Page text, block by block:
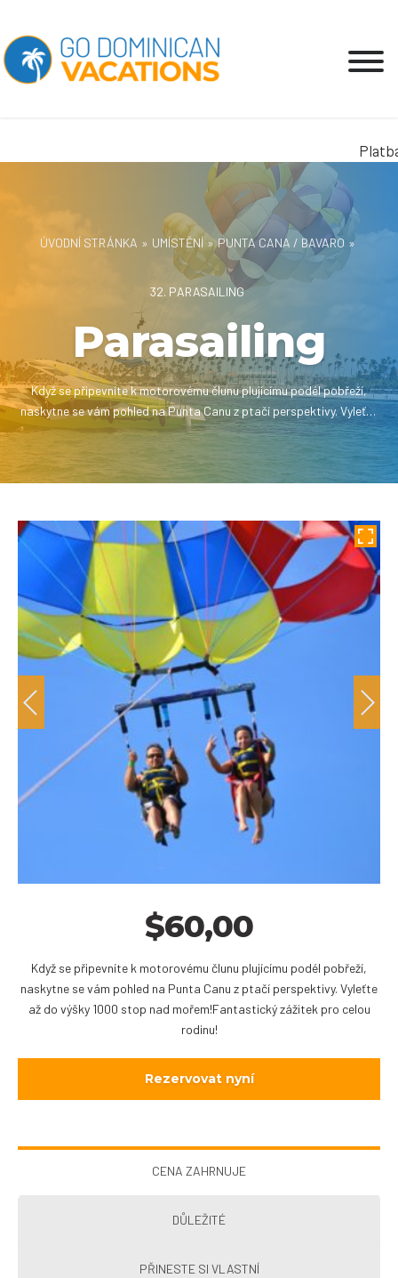
ÚVODNÍ STRÁNKA » UMÍSTĚNÍ » PUNTA CANA / BAVARO »
32. PARASAILING
Parasailing
Když se připevníte k motorovému člunu plujícímu podél pobřeží,
naskytne se vám pohled na Punta Canu z ptačí perspektivy. Vyleťte
až do výšky 1000 stop nad mořem!Fantastický zážitek pro celou
$60,00
Když se připevníte k motorovému člunu plujícímu podél pobřeží,
naskytne se vám pohled na Punta Canu z ptačí perspektivy. Vyleťte
až do výšky 1000 stop nad mořem!Fantastický zážitek pro celou
rodinu!
Rezervovat nyní
CENA ZAHRNUJE
DŮLEŽITÉ
PŘINESTE SI VLASTNÍ